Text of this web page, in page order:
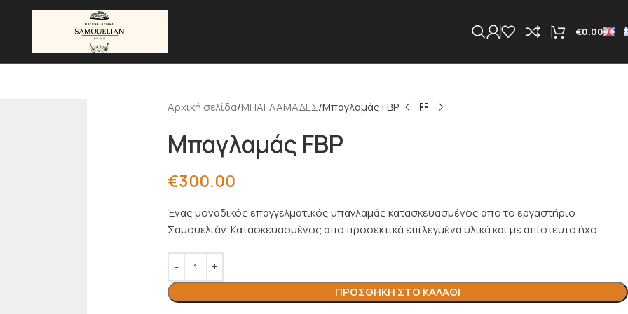
€0.00
Αρχική σελίδα ΜΠΑΓΛΑΜΑΔΕΣ Μπαγλαμάς FBP
Μπαγλαμάς FBP
€300.00
Ένας μοναδικός επαγγελματικός μπαγλαμάς κατασκευασμένος απο το εργαστήριο
Σαμουελιάν. Κατασκευασμένος απο προσεκτικά επιλεγμένα υλικά και με απίστευτο ήχο.
ΠΡΟΣΘΉΚΗ ΣΤΟ ΚΑΛΆΘΙ